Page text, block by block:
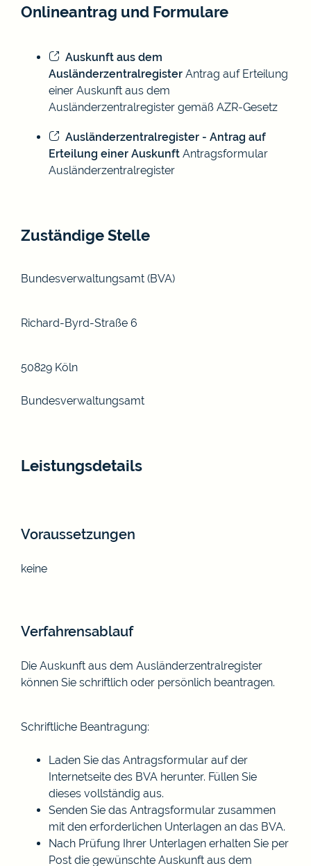
Onlineantrag und Formulare
Auskunft aus dem
Ausländerzentralregister Antrag auf Erteilung
einer Auskunft aus dem
Ausländerzentralregister gemäß AZR-Gesetz
Ausländerzentralregister - Antrag auf
Erteilung einer Auskunft Antragsformular
Ausländerzentralregister
Zuständige Stelle
Bundesverwaltungsamt (BVA)
Richard-Byrd-Straße 6
50829 Köln
Bundesverwaltungsamt
Leistungsdetails
Voraussetzungen
keine
Verfahrensablauf
Die Auskunft aus dem Ausländerzentralregister
können Sie schriftlich oder persönlich beantragen.
Schriftliche Beantragung:
Laden Sie das Antragsformular auf der
Internetseite des BVA herunter. Füllen Sie
dieses vollständig aus.
Senden Sie das Antragsformular zusammen
mit den erforderlichen Unterlagen an das BVA.
Nach Prüfung Ihrer Unterlagen erhalten Sie per
Post die gewünschte Auskunft aus dem